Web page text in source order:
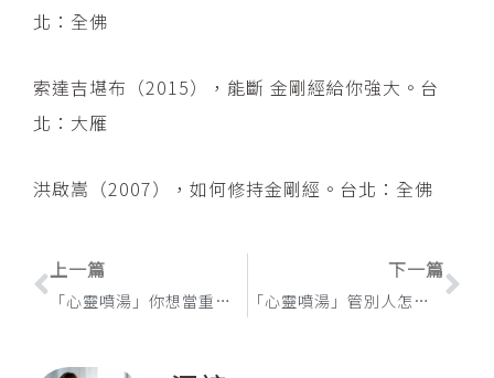
北：全佛
索達吉堪布（2015），能斷 金剛經給你強大。台
北：大雁
洪啟嵩（2007），如何修持金剛經。台北：全佛
上一頁
上一篇
「心靈噴湯」你想當重組肉還A5和牛？
下一篇
「心靈噴湯」管別人怎麼說，替自已掌聲鼓勵鼓勵
下